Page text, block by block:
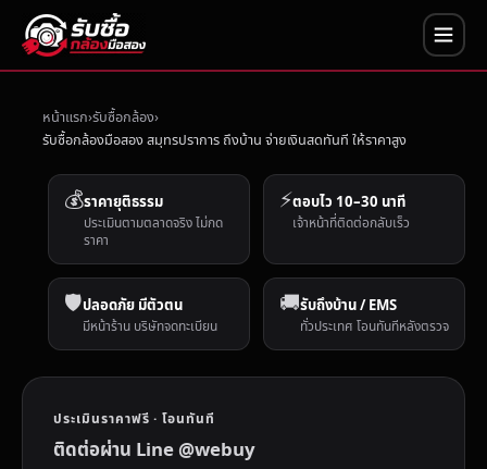
หน้าแรก รับซื้อกล้อง
รับซื้อกล้องมือสอง สมุทรปราการ ถึงบ้าน จ่ายเงินสดทันที ให้ราคาสูง
💰ราคายุติธรรม
ประเมินตามตลาดจริง ไม่กด
ราคา
⚡ตอบไว 10–30 นาที
เจ้าหน้าที่ติดต่อกลับเร็ว
🛡️ปลอดภัย มีตัวตน
มีหน้าร้าน บริษัทจดทะเบียน
🚚รับถึงบ้าน / EMS
ทั่วประเทศ โอนทันทีหลังตรวจ
ประเมินราคาฟรี · โอนทันที
ติดต่อผ่าน Line @webuy